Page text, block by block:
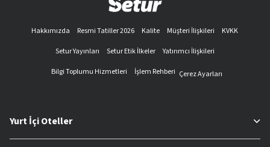
Hakkımızda Resmi Tatiller 2026 Kalite Müşteri İlişkileri
KVKK
Setur Yayınları
Setur Etik İlkeler
Yatırımcı İlişkileri
Bilgi Toplumu Hizmetleri
İşlem Rehberi Çerez Ayarları
Yurt İçi Oteller